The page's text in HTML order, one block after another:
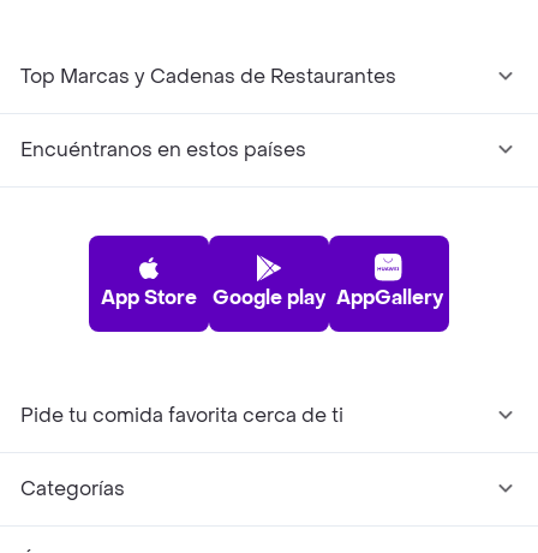
Top Marcas y Cadenas de Restaurantes
Encuéntranos en estos países
App Store Google play AppGallery
Pide tu comida favorita cerca de ti
Categorías